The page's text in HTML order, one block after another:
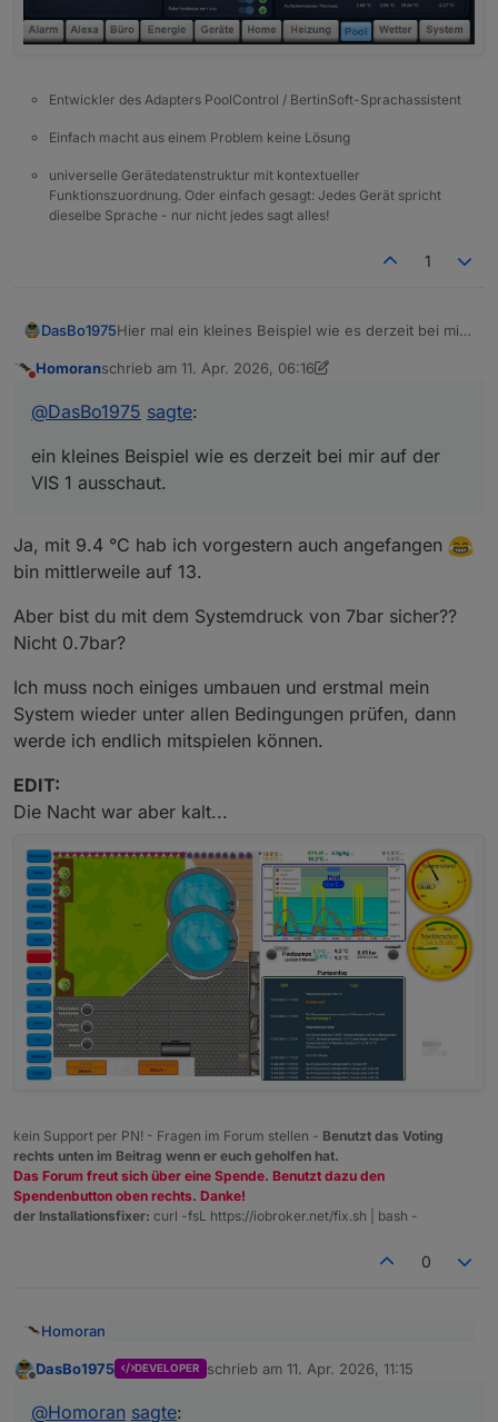
Entwickler des Adapters PoolControl / BertinSoft-Sprachassistent
Einfach macht aus einem Problem keine Lösung
universelle Gerätedatenstruktur mit kontextueller
Funktionszuordnung. Oder einfach gesagt: Jedes Gerät spricht
dieselbe Sprache - nur nicht jedes sagt alles!
1
DasBo1975Hier mal ein kleines Beispiel wie es derzeit bei mir
Ist noch alles im Aufbau und eher eine erste
gut.
Eigene Widgets für PoolControl habe ich bisher
noch auf der Liste 😉
Homoranschrieb am 11. Apr. 2026, 06:16
zuletzt editiert von Homoran 4. Nov. 2026, 09:12
@DasBo1975 sagte:
ein kleines Beispiel wie es derzeit bei mir auf der
VIS 1 ausschaut.
Ja, mit 9.4 °C hab ich vorgestern auch angefangen
bin mittlerweile auf 13.
Aber bist du mit dem Systemdruck von 7bar sicher??
Nicht 0.7bar?
Ich muss noch einiges umbauen und erstmal mein
System wieder unter allen Bedingungen prüfen, dann
werde ich endlich mitspielen können.
EDIT:
Die Nacht war aber kalt...
kein Support per PN! - Fragen im Forum stellen - Benutzt das Voting
rechts unten im Beitrag wenn er euch geholfen hat.
Das Forum freut sich über eine Spende. Benutzt dazu den
Spendenbutton oben rechts. Danke!
der Installationsfixer: curl -fsL https://iobroker.net/fix.sh | bash -
0
Homoran
der VIS 1 ausschaut.
bin mittlerweile auf 13.
Offline
DasBo1975 DEVELOPER schrieb am 11. Apr. 2026, 11:15
zuletzt editiert von
@Homoran sagte: